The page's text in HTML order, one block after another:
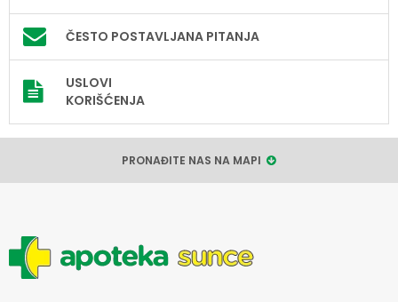
ČESTO POSTAVLJANA PITANJA
USLOVI
KORIŠĆENJA
PRONAĐITE NAS NA MAPI